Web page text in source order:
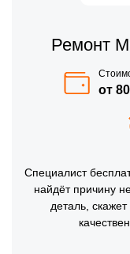
Ремонт
от
Специалист
найдёт причину
деталь,